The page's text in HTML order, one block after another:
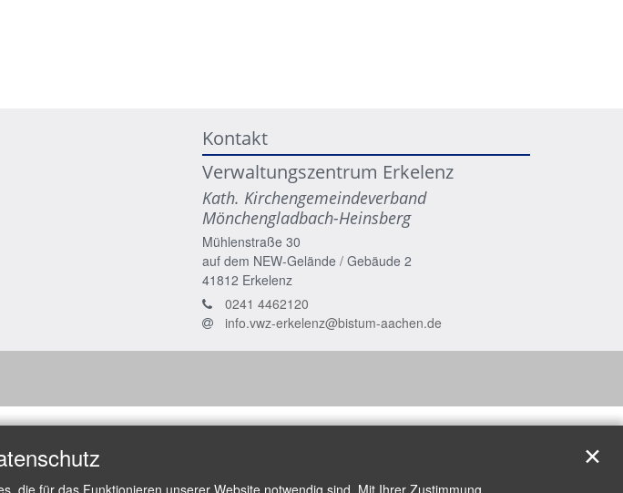
Kontakt
Verwaltungszentrum Erkelenz
Kath. Kirchengemeindeverband
Mönchengladbach-Heinsberg
Mühlenstraße 30
auf dem NEW-Gelände / Gebäude 2
41812 Erkelenz
0241 4462120
info.vwz-erkelenz@bistum-aachen.de
die für das Funktionieren unserer Website notwendig sind. Mit Ihrer Zustimmung
✕